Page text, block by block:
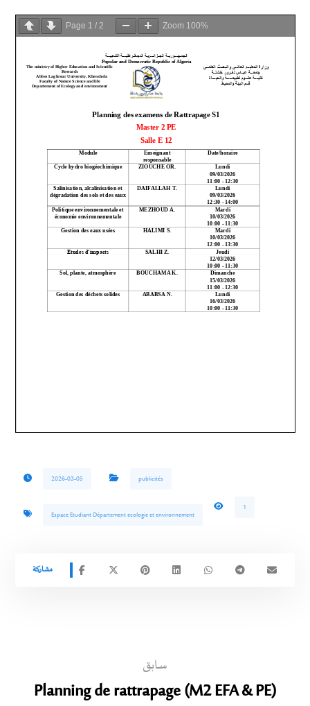
Page 1 / 2 Zoom 100%
2026-03-05 publicités
Espace Etudiant Département ecologie et environnement
1
سابق
Planning de rattrapage (M2 EFA & PE)